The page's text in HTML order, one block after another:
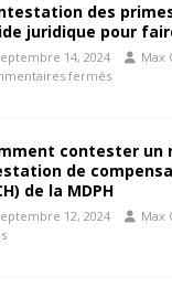
des
juridique pour
14, 2024
Max
fermés
contester un
de
de la MDPH
12, 2024
Max